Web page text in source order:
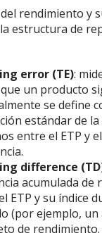
rendimiento y
estructura de
error (TE):
un producto
se define
estándar de
entre el ETP y
difference
acumulada de
ETP y su índice
(por ejemplo, un
de rendimiento.